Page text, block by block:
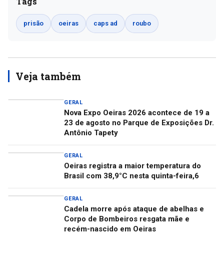
prisão oeiras caps ad roubo
Veja também
GERAL
Nova Expo Oeiras 2026 acontece de 19 a
23 de agosto no Parque de Exposições Dr.
Antônio Tapety
GERAL
Oeiras registra a maior temperatura do
Brasil com 38,9°C nesta quinta-feira,6
GERAL
Cadela morre após ataque de abelhas e
Corpo de Bombeiros resgata mãe e
recém-nascido em Oeiras